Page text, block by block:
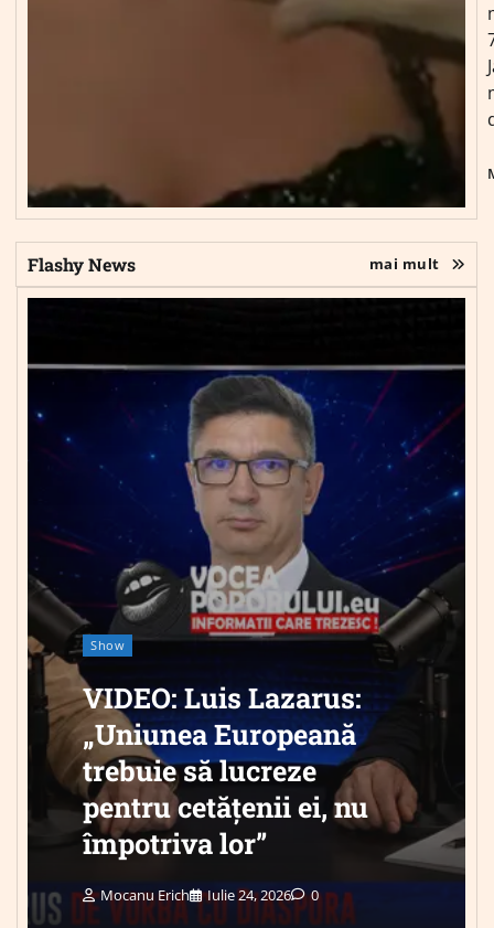
Flashy News mai mult
Show
VIDEO: Luis Lazarus:
„Uniunea Europeană
trebuie să lucreze
pentru cetățenii ei, nu
împotriva lor”
Mocanu Erich Iulie 24, 2026 0